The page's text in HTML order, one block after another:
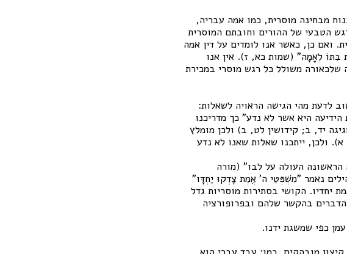
מבחינה מוסרית, כמו אמה עבריה,
הטבעי של ההורים וחובתם המוסרית
ואם כן, כאשר אנו לומדים על דין אמה
בִּתּוֹ לְאָמָה" (שמות כא, ז). אין אנו
משולל כל רגש מוסרי במכירת
לדעת מהי הגישה הראויה לשאלות:
היא אשר לא נדע" כך מדריכנו
יד, ב; קידושין לט, ב) ולכן מומלץ
ולכן, ייתכנו שאלות שאנו לא נדע
העולה על לבו" (מורה
נאמר "מִשְׁפְּטֵי ה' אֱמֶת צָדְקוּ יַחְדָּו"
הקושי בסתירות מוסריות גדל
בהקשר שלהם ובפרופורציה
כפי שמשגת ידנו.